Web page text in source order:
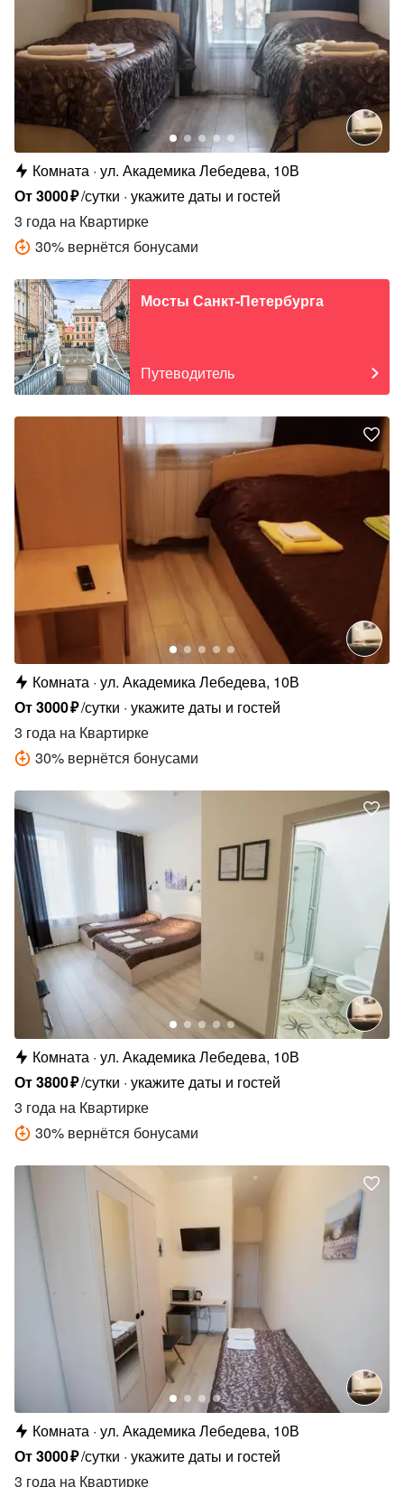
Комната ул. Академика Лебедева, 10В
От3000₽/сутки укажите даты и гостей
3 года на Квартирке
30% вернётся бонусами
Мосты Санкт-Петербурга
Путеводитель
Комната ул. Академика Лебедева, 10В
От3000₽/сутки укажите даты и гостей
3 года на Квартирке
30% вернётся бонусами
Комната ул. Академика Лебедева, 10В
От3800₽/сутки укажите даты и гостей
3 года на Квартирке
30% вернётся бонусами
Комната ул. Академика Лебедева, 10В
От3000₽/сутки укажите даты и гостей
3 года на Квартирке